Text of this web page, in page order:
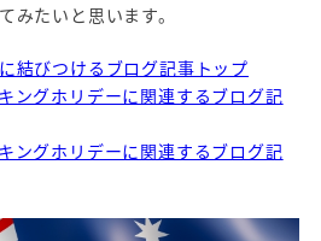
みたいと思います。
結びつけるブログ記事トップ
ングホリデーに関連するブログ記
ングホリデーに関連するブログ記